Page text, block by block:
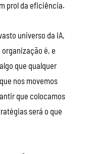
prol da eficiência.
universo da IA,
é, e
que qualquer
nos movemos
que colocamos
será o que